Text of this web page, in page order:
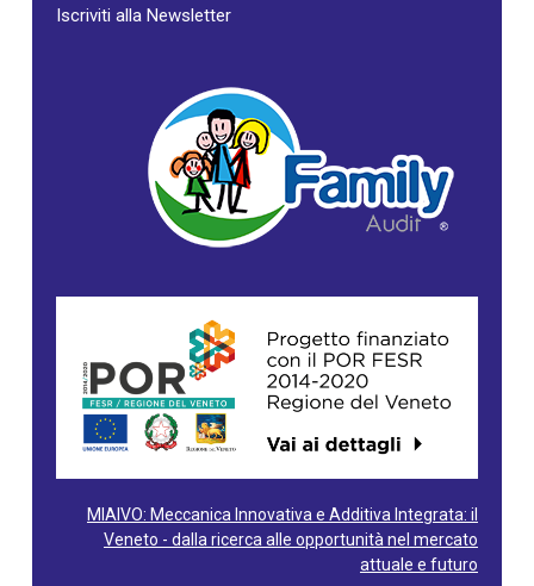
Iscriviti alla Newsletter
MIAIVO: Meccanica Innovativa e Additiva Integrata: il
Veneto - dalla ricerca alle opportunità nel mercato
attuale e futuro